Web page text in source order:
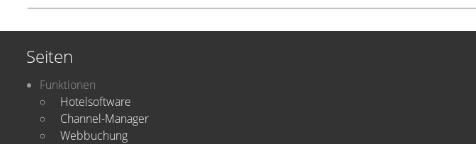
Seiten
Funktionen
Hotelsoftware
Channel-Manager
Webbuchung